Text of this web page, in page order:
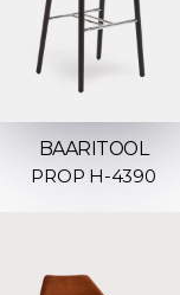
BAARITOOL
PROP H-4390